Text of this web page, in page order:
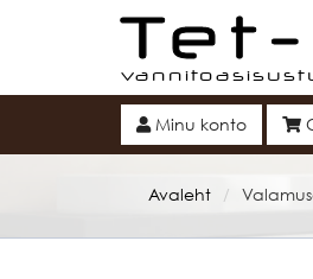
Minu konto
Avaleht /